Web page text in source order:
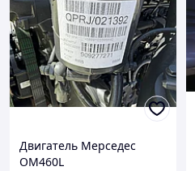
Двигатель Мерседес
OM460L